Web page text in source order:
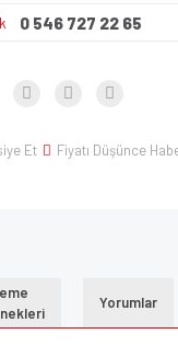
0 546 727 22 65
Et Fiyatı Düşünce
Yorumlar